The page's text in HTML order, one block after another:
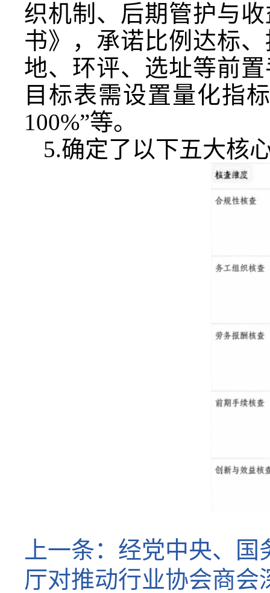
织机制、后期管护与
书》，承诺比例达标
地、环评、选址等前
目标表需设置量化指
100%”等。
5.确定了以下五大核
上一条： 经党中央、国
厅对推动行业协会商会